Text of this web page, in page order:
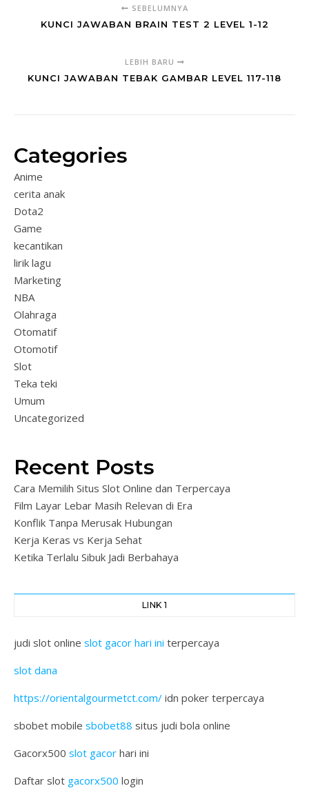
SEBELUMNYA
KUNCI JAWABAN BRAIN TEST 2 LEVEL 1-12
LEBIH BARU
KUNCI JAWABAN TEBAK GAMBAR LEVEL 117-118
Categories
Anime
cerita anak
Dota2
Game
kecantikan
lirik lagu
Marketing
NBA
Olahraga
Otomatif
Otomotif
Slot
Teka teki
Umum
Uncategorized
Recent Posts
Cara Memilih Situs Slot Online dan Terpercaya
Film Layar Lebar Masih Relevan di Era
Konflik Tanpa Merusak Hubungan
Kerja Keras vs Kerja Sehat
Ketika Terlalu Sibuk Jadi Berbahaya
LINK 1
judi slot online slot gacor hari ini terpercaya
slot dana
https://orientalgourmetct.com/ idn poker terpercaya
sbobet mobile sbobet88 situs judi bola online
Gacorx500 slot gacor hari ini
Daftar slot gacorx500 login